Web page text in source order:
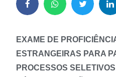
EXAME DE
ESTRANGEIRAS PARA
PROCESSOS